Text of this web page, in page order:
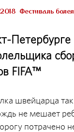
Фестиваль
FIFA™
швейцарца
не мешает
потрачено